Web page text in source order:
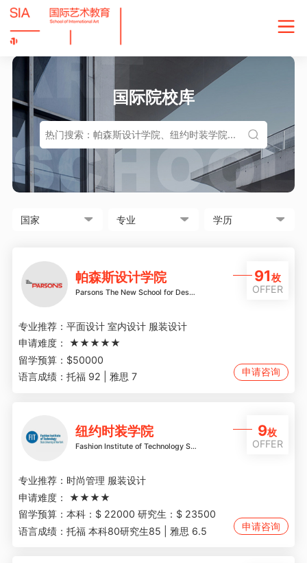
国际院校库
帕森斯设计学院
Parsons The New School for Design
91枚
OFFER
专业推荐： 平面设计 室内设计 服装设计
申请难度：
★★★★★
留学预算： $50000
语言成绩： 托福 92 | 雅思 7 申请咨询
纽约时装学院
Fashion Institute of Technology State University of New York
9枚
OFFER
专业推荐： 时尚管理 服装设计
申请难度：
★★★★
留学预算： 本科：$ 22000 研究生：$ 23500
语言成绩： 托福 本科80研究生85 | 雅思 6.5 申请咨询